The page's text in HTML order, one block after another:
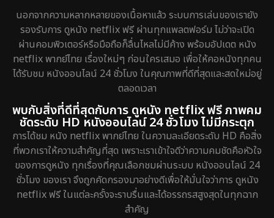
นอกจากความหลากหลายของเนื้อหาแล้ว ระบบการเล่นของเรายัง
รองรับการ ดูหนัง netflix ฟรี ผ่านทุกแพลตฟอร์ม ไม่ว่าจะเปิด
ผ่านคอมพิวเตอร์หรือมือถือก็ลื่นไหลไม่มีค้าง พร้อมอัปเดต หนัง
netflix พากย์ไทย เรื่องใหม่ๆ ก่อนใครเสมอ เพื่อให้คอหนังทุกคน
ได้รับชม หนังออนไลน์ 24 ชั่วโมง ในคุณภาพที่ดีที่สุดและสดใหม่อยู่
ตลอดเวลา
พบกับสิ่งที่ดีที่สุดกับการ ดูหนัง netflix ฟรี ภาพคม
ชัดระดับ HD หนังออนไลน์ 24 ชั่วโมง ไม่มีกระตุก
การได้ชม หนัง netflix พากย์ไทย ในความละเอียดระดับ HD คือสิ่ง
ที่พวกเราให้ความสำคัญที่สุด เพราะเราเข้าใจดีว่าความคมชัดคือหัวใจ
ของการดูหนัง ทุกเรื่องที่คุณเลือกชมผ่านระบบ หนังออนไลน์ 24
ชั่วโมง ของเรา จึงถูกคัดกรองมาอย่างดีเพื่อให้มั่นใจว่าการ ดูหนัง
netflix ฟรี ในแต่ละครั้งจะราบรื่นและได้อรรถรสสูงสุดในทุกฉาก
สำคัญ